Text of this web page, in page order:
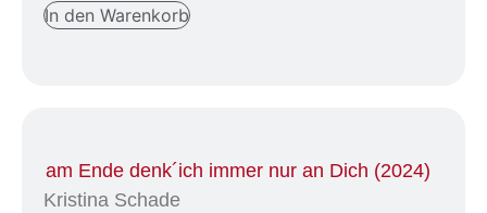
In den Warenkorb
am Ende denk´ich immer nur an Dich (2024)
Kristina Schade